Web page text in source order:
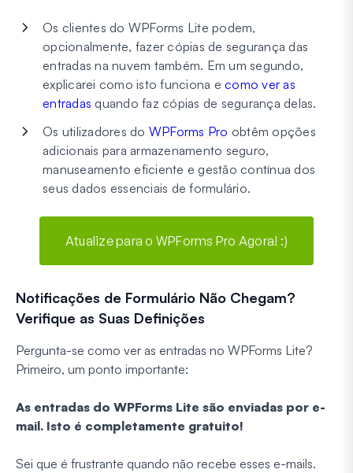
Os clientes do WPForms Lite podem,
opcionalmente, fazer cópias de segurança das
entradas na nuvem também. Em um segundo,
explicarei como isto funciona e como ver as
entradas quando faz cópias de segurança delas.
Os utilizadores do WPForms Pro obtêm opções
adicionais para armazenamento seguro,
manuseamento eficiente e gestão contínua dos
seus dados essenciais de formulário.
Atualize para o WPForms Pro Agora! :)
Notificações de Formulário Não Chegam?
Verifique as Suas Definições
Pergunta-se como ver as entradas no WPForms Lite?
Primeiro, um ponto importante:
As entradas do WPForms Lite são enviadas por e-
mail. Isto é completamente gratuito!
Sei que é frustrante quando não recebe esses e-mails.